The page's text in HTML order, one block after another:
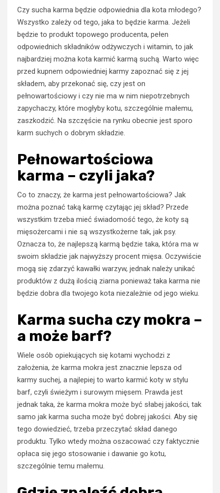
Czy sucha karma będzie odpowiednia dla kota młodego?
Wszystko zależy od tego, jaka to będzie karma. Jeżeli
będzie to produkt topowego producenta, pełen
odpowiednich składników odżywczych i witamin, to jak
najbardziej można kota karmić karmą suchą. Warto więc
przed kupnem odpowiedniej karmy zapoznać się z jej
składem, aby przekonać się, czy jest on
pełnowartościowy i czy nie ma w nim niepotrzebnych
zapychaczy, które mogłyby kotu, szczególnie małemu,
zaszkodzić. Na szczęście na rynku obecnie jest sporo
karm suchych o dobrym składzie.
Pełnowartościowa
karma – czyli jaka?
Co to znaczy, że karma jest pełnowartościowa? Jak
można poznać taką karmę czytając jej skład? Przede
wszystkim trzeba mieć świadomość tego, że koty są
mięsożercami i nie są wszystkożerne tak, jak psy.
Oznacza to, że najlepszą karmą będzie taka, która ma w
swoim składzie jak najwyższy procent mięsa. Oczywiście
mogą się zdarzyć kawałki warzyw, jednak należy unikać
produktów z dużą ilością ziarna ponieważ taka karma nie
będzie dobra dla twojego kota niezależnie od jego wieku.
Karma sucha czy mokra –
a może barf?
Wiele osób opiekujących się kotami wychodzi z
założenia, że karma mokra jest znacznie lepsza od
karmy suchej, a najlepiej to warto karmić koty w stylu
barf, czyli świeżym i surowym mięsem. Prawda jest
jednak taka, że karma mokra może być słabej jakości, tak
samo jak karma sucha może być dobrej jakości. Aby się
tego dowiedzieć, trzeba przeczytać skład danego
produktu. Tylko wtedy można oszacować czy faktycznie
opłaca się jego stosowanie i dawanie go kotu,
szczególnie temu małemu.